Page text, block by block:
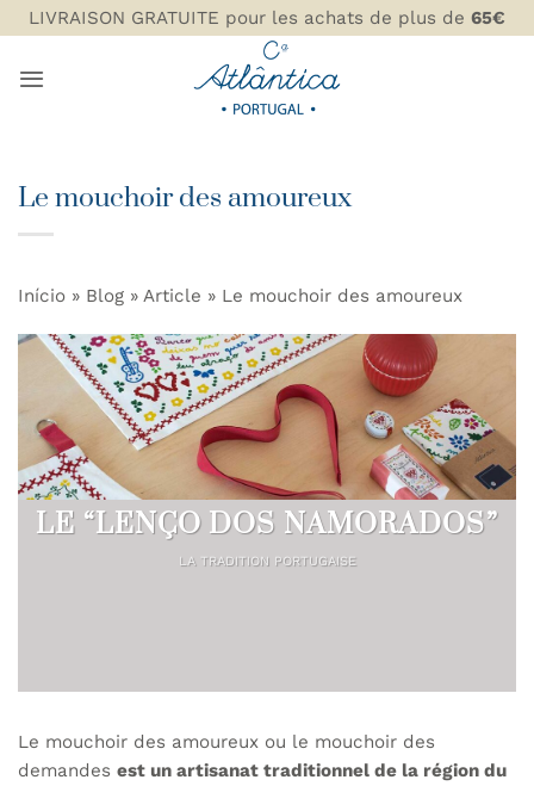
Passer
au
contenu
LIVRAISON GRATUITE pour les achats de plus de 65€
Le mouchoir des amoureux
Início » Blog » Article » Le mouchoir des amoureux
LE “LENÇO DOS NAMORADOS”
LA TRADITION PORTUGAISE
Le mouchoir des amoureux ou le mouchoir des
demandes est un artisanat traditionnel de la région du